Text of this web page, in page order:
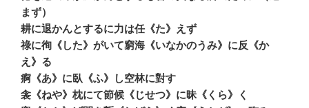
まず）
耕に退かんとするに力は任《た》えず
祿に徇《した》がいて窮海《いなかのうみ》に反《か
え》る
痾《あ》に臥《ふ》し空林に對す
衾《ねや》枕にて節候《じせつ》に昧《くら》く